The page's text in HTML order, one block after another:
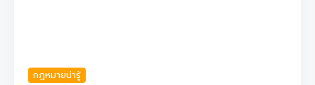
กฎหมายน่ารู้